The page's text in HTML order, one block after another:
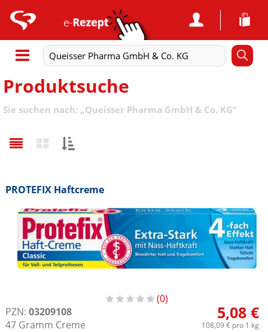
Produktsuche
Sie suchen nach: „Queisser Pharma GmbH & Co. KG“
PROTEFIX Haftcreme
0
PZN: 03209108
47 Gramm Creme
5,08 €
108,09 €pro 1 kg